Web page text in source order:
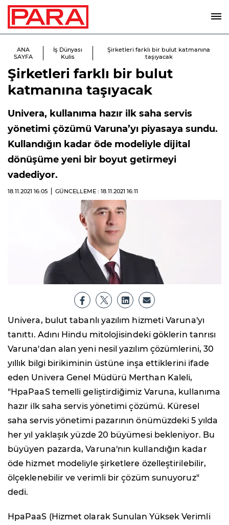
ANA
SAYFA
İş Dünyası
Kulis
Şirketleri farklı bir bulut katmanına
taşıyacak
Şirketleri farklı bir bulut
katmanına taşıyacak
Univera, kullanıma hazır ilk saha servis
yönetimi çözümü Varuna’yı piyasaya sundu.
Kullandığın kadar öde modeliyle dijital
dönüşüme yeni bir boyut getirmeyi
vadediyor.
18.11.2021 16:05 GÜNCELLEME : 18.11.2021 16:11
Univera, bulut tabanlı yazılım hizmeti Varuna'yı
tanıttı. Adını Hindu mitolojisindeki göklerin tanrısı
Varuna'dan alan yeni nesil yazılım çözümlerini, 30
yıllık bilgi birikiminin üstüne inşa ettiklerini ifade
eden Univera Genel Müdürü Merthan Kaleli,
"HpaPaaS temelli geliştirdiğimiz Varuna, kullanıma
hazır ilk saha servis yönetimi çözümü. Küresel
saha servis yönetimi pazarının önümüzdeki 5 yılda
her yıl yaklaşık yüzde 20 büyümesi bekleniyor. Bu
büyüyen pazarda, Varuna'nın kullandığın kadar
öde hizmet modeliyle şirketlere özelleştirilebilir,
ölçeklenebilir ve verimli bir çözüm sunuyoruz"
dedi.
HpaPaaS (Hizmet olarak Sunulan Yüksek Verimli